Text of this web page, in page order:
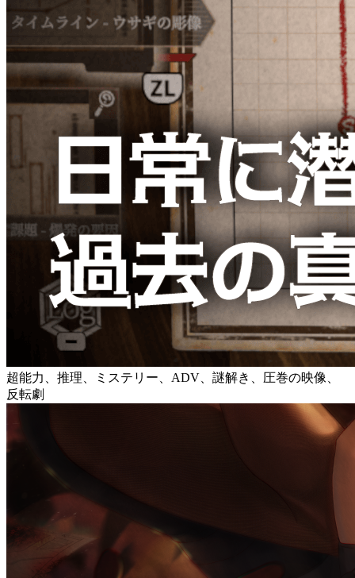
超能力、推理、ミステリー、ADV、謎解き、圧巻の映像、
反転劇